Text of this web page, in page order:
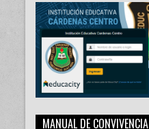
MANUAL DE CONVIVENCIA